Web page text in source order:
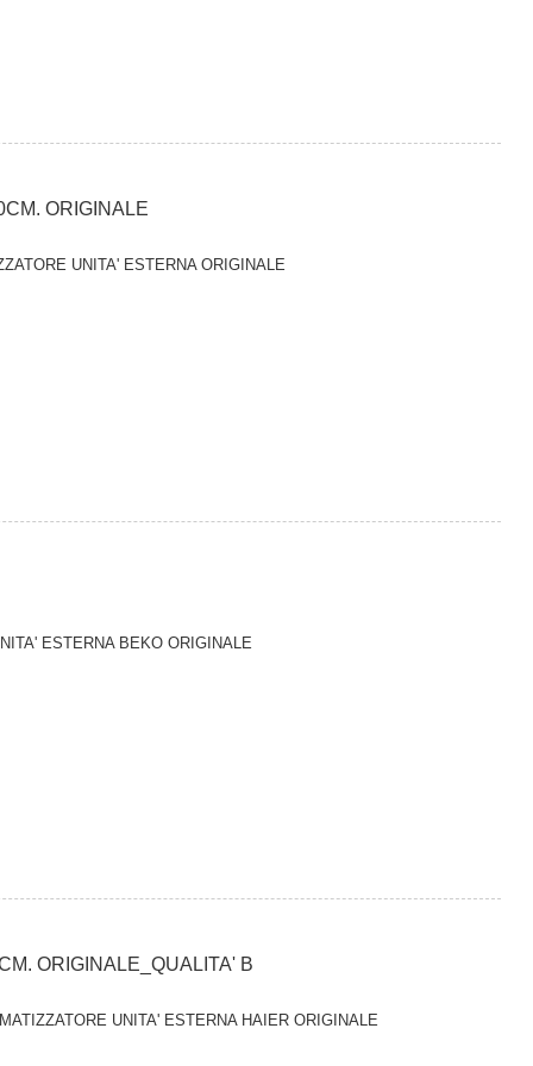
ORIGINALE
UNITA' ESTERNA ORIGINALE
ESTERNA BEKO ORIGINALE
ORIGINALE_QUALITA' B
UNITA' ESTERNA HAIER ORIGINALE